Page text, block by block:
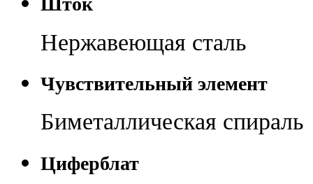
Нержавеющая сталь
Чувствительный элемент
Биметаллическая спираль
Циферблат